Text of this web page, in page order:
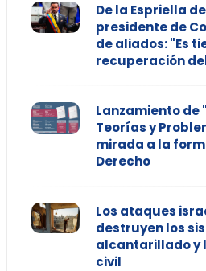
De la Espriella
presidente de
de aliados: "Es
recuperación
Lanzamiento de
Teorías y
mirada a la
Derecho
Los ataques
destruyen los
alcantarillado y
civil